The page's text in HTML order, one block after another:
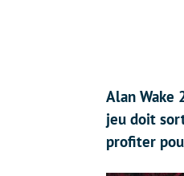
Alan Wake
jeu doit
profiter